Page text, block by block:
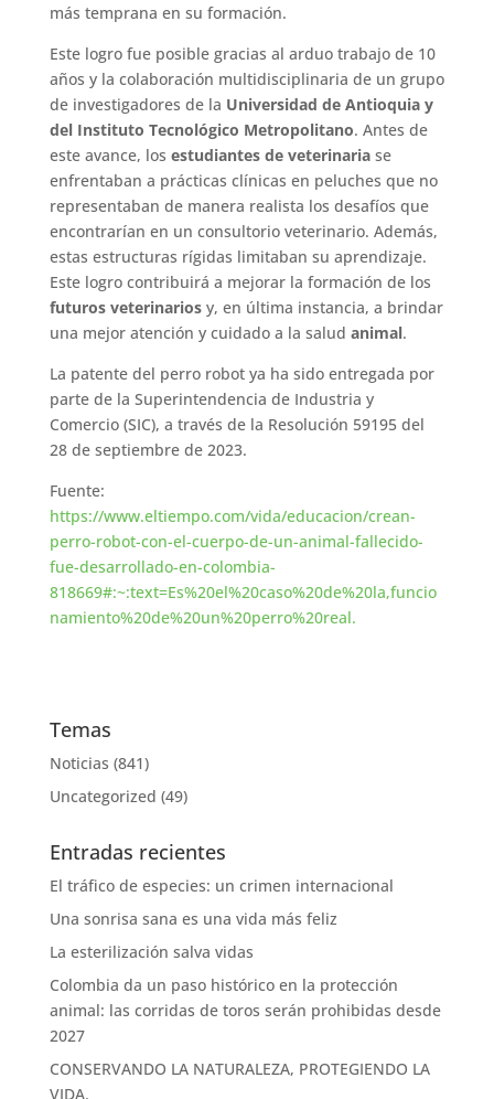
más temprana en su formación.
Este logro fue posible gracias al arduo trabajo de 10
años y la colaboración multidisciplinaria de un grupo
de investigadores de la Universidad de Antioquia y
del Instituto Tecnológico Metropolitano. Antes de
este avance, los estudiantes de veterinaria se
enfrentaban a prácticas clínicas en peluches que no
representaban de manera realista los desafíos que
encontrarían en un consultorio veterinario. Además,
estas estructuras rígidas limitaban su aprendizaje.
Este logro contribuirá a mejorar la formación de los
futuros veterinariosy, en última instancia, a brindar
una mejor atención y cuidado a la salud animal.
La patente del perro robot ya ha sido entregada por
parte de la Superintendencia de Industria y
Comercio (SIC), a través de la Resolución 59195 del
28 de septiembre de 2023.
Fuente:
https://www.eltiempo.com/vida/educacion/crean-
perro-robot-con-el-cuerpo-de-un-animal-fallecido-
fue-desarrollado-en-colombia-
818669#:~:text=Es%20el%20caso%20de%20la,funcio
namiento%20de%20un%20perro%20real.
Temas
Noticias (841)
Uncategorized (49)
Entradas recientes
El tráfico de especies: un crimen internacional
Una sonrisa sana es una vida más feliz
La esterilización salva vidas
Colombia da un paso histórico en la protección
animal: las corridas de toros serán prohibidas desde
2027
CONSERVANDO LA NATURALEZA, PROTEGIENDO LA
VIDA.